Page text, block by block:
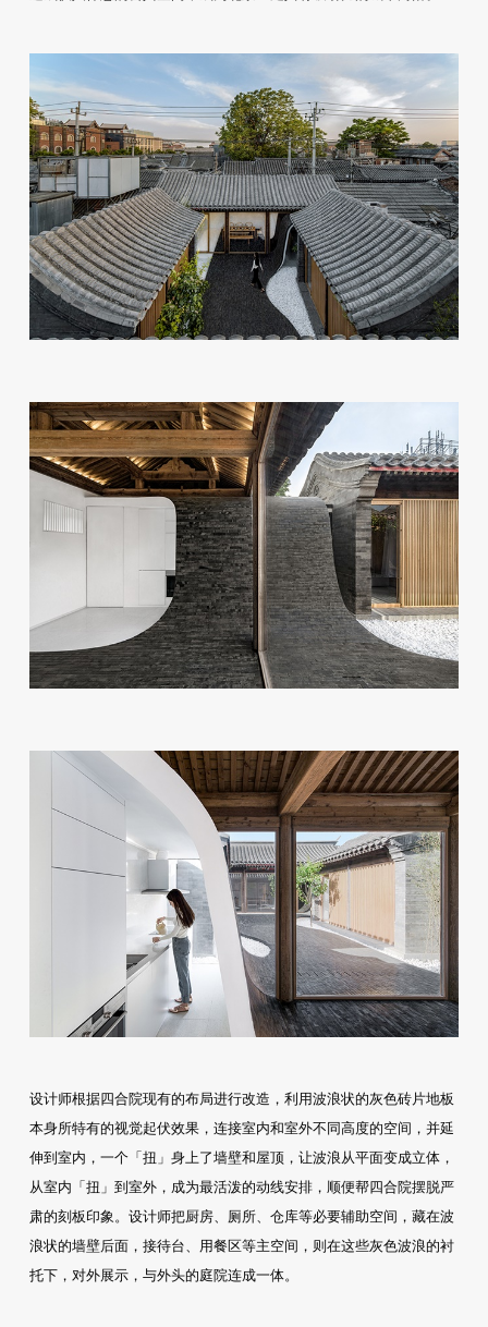
设计师根据四合院现有的布局进行改造，利用波浪状的灰色砖片地板
本身所特有的视觉起伏效果，连接室内和室外不同高度的空间，并延
伸到室内，一个「扭」身上了墙壁和屋顶，让波浪从平面变成立体，
从室内「扭」到室外，成为最活泼的动线安排，顺便帮四合院摆脱严
肃的刻板印象。设计师把厨房、厕所、仓库等必要辅助空间，藏在波
浪状的墙壁后面，接待台、用餐区等主空间，则在这些灰色波浪的衬
托下，对外展示，与外头的庭院连成一体。